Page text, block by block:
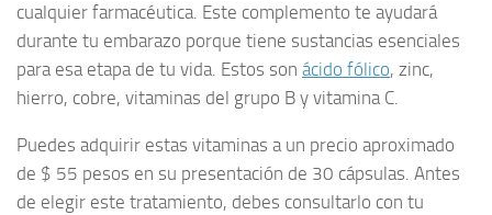
cualquier farmacéutica. Este complemento te ayudará
durante tu embarazo porque tiene sustancias esenciales
para esa etapa de tu vida. Estos son ácido fólico, zinc,
hierro, cobre, vitaminas del grupo B y vitamina C.
Puedes adquirir estas vitaminas a un precio aproximado
de $ 55 pesos en su presentación de 30 cápsulas. Antes
de elegir este tratamiento, debes consultarlo con tu